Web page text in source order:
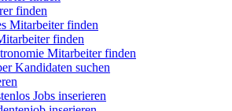
finden
Mitarbeiter finden
finden
Mitarbeiter finden
Kandidaten suchen
Jobs inserieren